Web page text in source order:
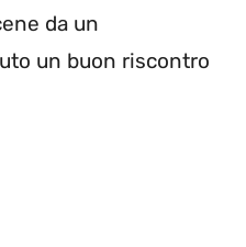
da un
un buon riscontro